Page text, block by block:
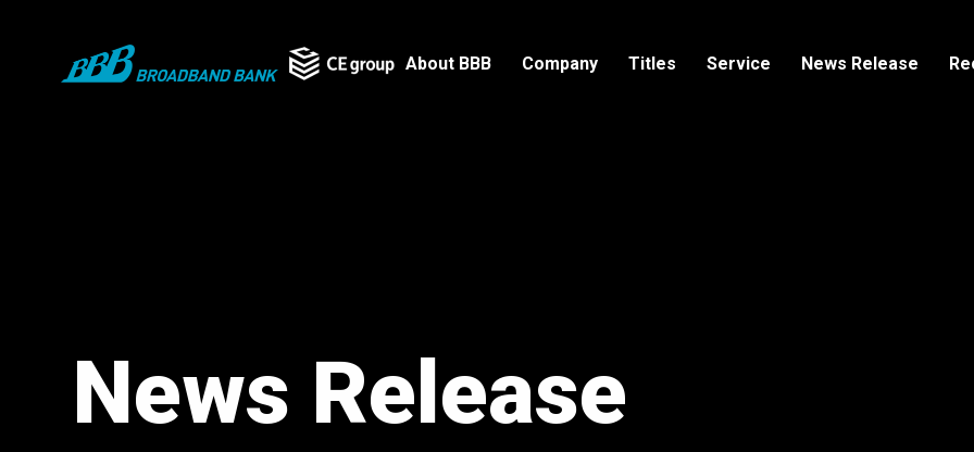
About BBB Company Titles Service News Release
News Release